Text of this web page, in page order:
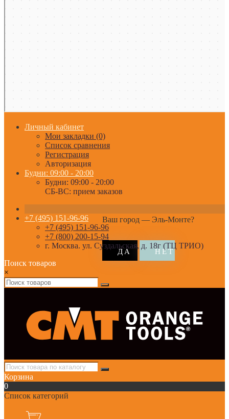
Личный кабинет
Мои закладки (0)
Список сравнения
Регистрация
Авторизация
Будни: 09:00 - 20:00
Будни: 09:00 - 20:00
СБ-ВС: прием заказов
Ваш город — Эль-Монте?
+7 (495) 151-96-96
+7 (495) 151-96-96
+7 (800) 200-15-94
г. Москва. ул. Суздальская, д. 18г (ТЦ ТРИО)
Поиск товаров
×
Корзина
0
Список категорий